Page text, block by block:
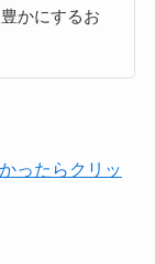
かにするお
ったらクリッ